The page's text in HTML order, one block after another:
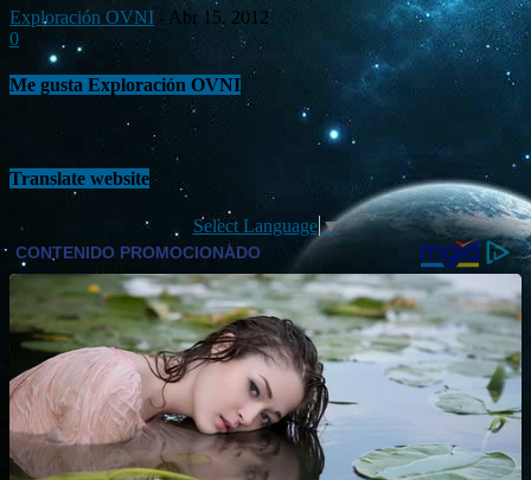
Exploración OVNI - Abr 15, 2012
0
Me gusta Exploración OVNI
Translate website
Select Language▼